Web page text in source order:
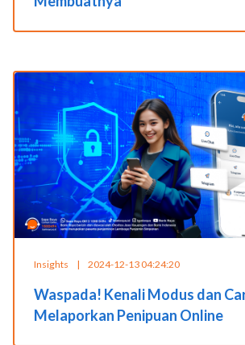
Insights | 2024-12-13 04:24:20
Waspada! Kenali Modus dan
Melaporkan Penipuan Online